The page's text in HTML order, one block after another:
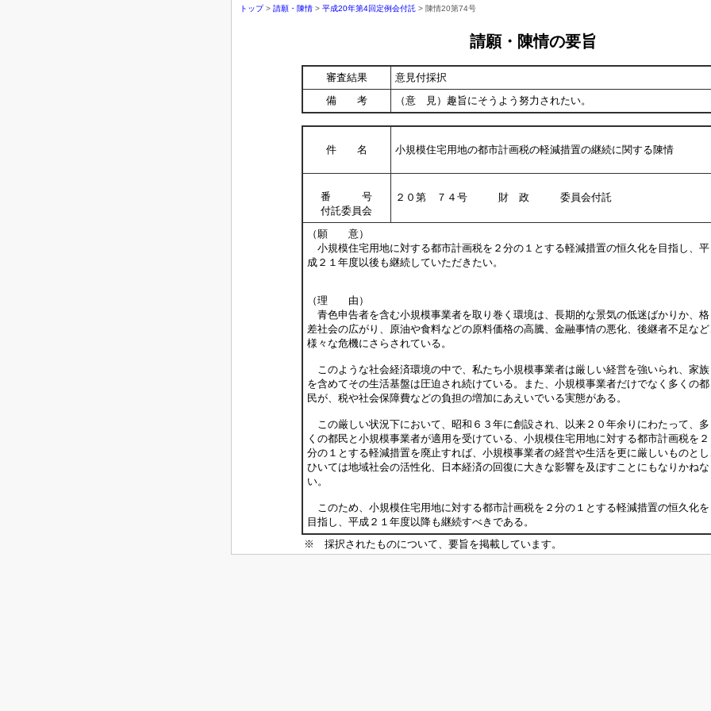
トップ> 請願・陳情 > 平成20年第4回定例会付託 > 陳情20第74号
請願・陳情の要旨
審査結果
意見付採択
備 考
（意 見）趣旨にそうよう努力されたい。
件 名 小規模住宅用地の都市計画税の軽減措置の継続に関する陳情
番 号
付託委員会
２０第 ７４号 財 政 委員会付託
（願 意）
小規模住宅用地に対する都市計画税を２分の１とする軽減措置の恒久化を目指し、平
成２１年度以後も継続していただきたい。
（理 由）
青色申告者を含む小規模事業者を取り巻く環境は、長期的な景気の低迷ばかりか、格
差社会の広がり、原油や食料などの原料価格の高騰、金融事情の悪化、後継者不足など
様々な危機にさらされている。
このような社会経済環境の中で、私たち小規模事業者は厳しい経営を強いられ、家族
を含めてその生活基盤は圧迫され続けている。また、小規模事業者だけでなく多くの都
民が、税や社会保障費などの負担の増加にあえいでいる実態がある。
この厳しい状況下において、昭和６３年に創設され、以来２０年余りにわたって、多
くの都民と小規模事業者が適用を受けている、小規模住宅用地に対する都市計画税を２
分の１とする軽減措置を廃止すれば、小規模事業者の経営や生活を更に厳しいものとし
ひいては地域社会の活性化、日本経済の回復に大きな影響を及ぼすことにもなりかねな
い。
このため、小規模住宅用地に対する都市計画税を２分の１とする軽減措置の恒久化を
目指し、平成２１年度以降も継続すべきである。
※ 採択されたものについて、要旨を掲載しています。